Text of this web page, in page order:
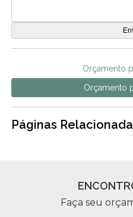
Orçamento
Orçamento
Páginas
Faça seu